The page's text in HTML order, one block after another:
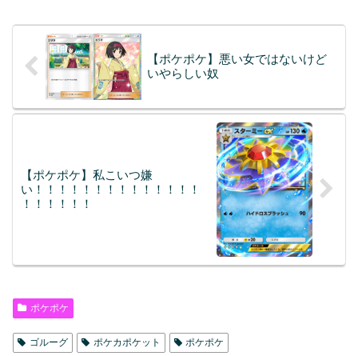
【ポケポケ】悪い女ではないけど
いやらしい奴
【ポケポケ】私こいつ嫌
い！！！！！！！！！！！！！！
！！！！！！
ポケポケ
ゴルーグ ポケカポケット ポケポケ